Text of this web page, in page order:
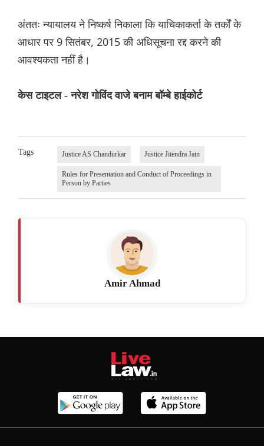
अंततः न्यायालय ने निष्कर्ष निकाला कि याचिकाकर्ता के तर्कों के
आधार पर 9 सितंबर, 2015 की अधिसूचना रद्द करने की
आवश्यकता नहीं है।
केस टाइटल - नरेश गोविंद वाजे बनाम बॉम्बे हाईकोर्ट
Tags Justice AS Chandurkar Justice Jitendra Jain
Rules for Presentation and Conduct of Proceedings in
Person by Parties
Amir Ahmad